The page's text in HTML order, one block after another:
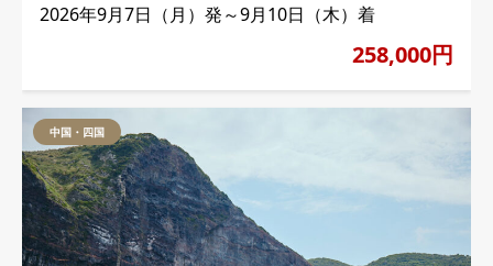
2026年9月7日（月）発～9月10日（木）着
258,000円
中国・四国